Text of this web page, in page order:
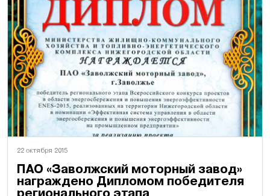
22 октября 2015
ПАО «Заволжский моторный завод»
награждено Дипломом победителя
регионального этапа